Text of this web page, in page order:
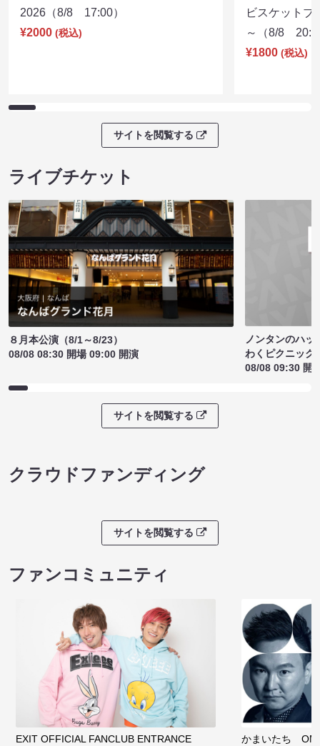
2026（8/8 17:00）
¥2000 (税込)
ビスケットブ
～（8/8
¥1800 (税込)
サイトを閲覧する
ライブチケット
８月本公演（8/1～8/23）
08/08 08:30 開場 09:00 開演
ノンタンのハッ
わくピクニック
08/08 09:30 開
サイトを閲覧する
クラウドファンディング
サイトを閲覧する
ファンコミュニティ
EXIT OFFICIAL FANCLUB ENTRANCE かまいたち